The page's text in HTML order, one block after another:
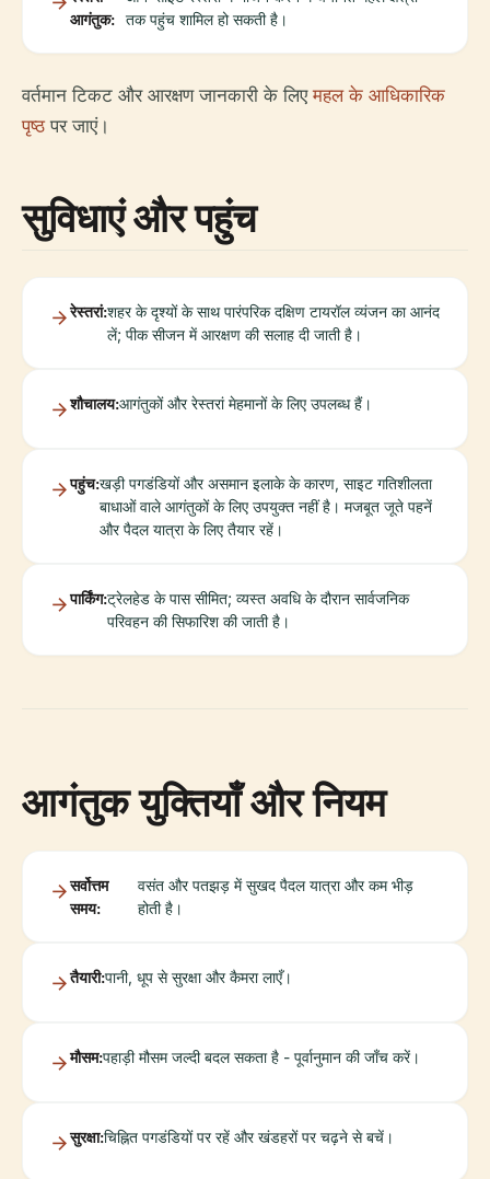
आगंतुक:
तक पहुंच शामिल हो सकती है।
वर्तमान टिकट और आरक्षण जानकारी के लिएमहल के आधिकारिक
पृष्ठपर जाएं।
सुविधाएं और पहुंच
रेस्तरां:शहर के दृश्यों के साथ पारंपरिक दक्षिण टायरॉल व्यंजन का आनंद
लें; पीक सीजन में आरक्षण की सलाह दी जाती है।
शौचालय:आगंतुकों और रेस्तरां मेहमानों के लिए उपलब्ध हैं।
पहुंच:खड़ी पगडंडियों और असमान इलाके के कारण, साइट गतिशीलता
बाधाओं वाले आगंतुकों के लिए उपयुक्त नहीं है। मजबूत जूते पहनें
और पैदल यात्रा के लिए तैयार रहें।
पार्किंग:ट्रेलहेड के पास सीमित; व्यस्त अवधि के दौरान सार्वजनिक
परिवहन की सिफारिश की जाती है।
आगंतुक युक्तियाँ और नियम
सर्वोत्तम
समय:
वसंत और पतझड़ में सुखद पैदल यात्रा और कम भीड़
होती है।
तैयारी:पानी, धूप से सुरक्षा और कैमरा लाएँ।
मौसम:पहाड़ी मौसम जल्दी बदल सकता है - पूर्वानुमान की जाँच करें।
सुरक्षा:चिह्नित पगडंडियों पर रहें और खंडहरों पर चढ़ने से बचें।